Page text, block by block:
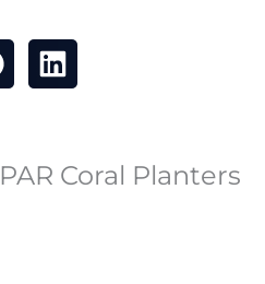
PAR Coral Planters